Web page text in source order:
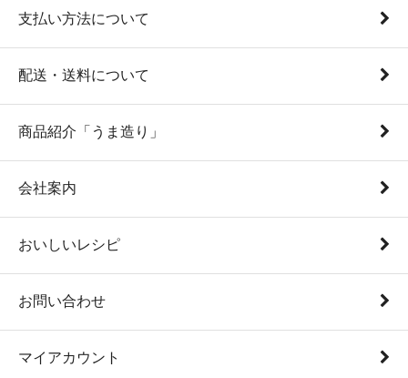
支払い方法について
配送・送料について
商品紹介「うま造り」
会社案内
おいしいレシピ
お問い合わせ
マイアカウント